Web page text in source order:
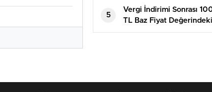
5
Vergi İndirimi Sonrası
TL Baz Fiyat
Araçta 17 Bin 700 TL